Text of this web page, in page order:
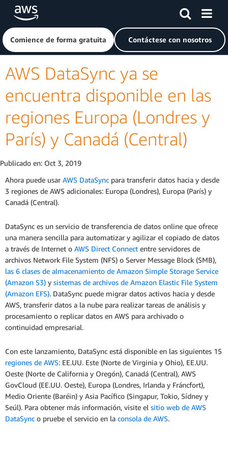
Saltar al contenido principal
Haga clic aquí para volver a la página de inicio de Amazon
Comience de forma gratuita Contáctese con nosotros
AWS DataSync ya se
encuentra disponible en las
regiones Europa (Londres y
París) y Canadá (Central)
Publicado en: Oct 3, 2019
Ahora puede usar AWS DataSync para transferir datos hacia y desde
3 regiones de AWS adicionales: Europa (Londres), Europa (París) y
Canadá (Central).
DataSync es un servicio de transferencia de datos online que ofrece
una manera sencilla para automatizar y agilizar el copiado de datos
a través de Internet o AWS Direct Connect entre servidores de
archivos Network File System (NFS) o Server Message Block (SMB),
las 6 clases de almacenamiento de Amazon Simple Storage Service
(Amazon S3) y sistemas de archivos de Amazon Elastic File System
(Amazon EFS). DataSync puede migrar datos activos hacia y desde
AWS, transferir datos a la nube para realizar tareas de análisis y
procesamiento o replicar datos en AWS para archivado o
continuidad empresarial.
Con este lanzamiento, DataSync está disponible en las siguientes 15
regiones de AWS: EE.UU. Este (Norte de Virginia y Ohio), EE.UU.
Oeste (Norte de California y Oregón), Canadá (Central), AWS
GovCloud (EE.UU. Oeste), Europa (Londres, Irlanda y Fráncfort),
Medio Oriente (Baréin) y Asia Pacífico (Singapur, Tokio, Sídney y
Seúl). Para obtener más información, visite el sitio web de AWS
DataSync o pruebe el servicio en la consola de AWS.